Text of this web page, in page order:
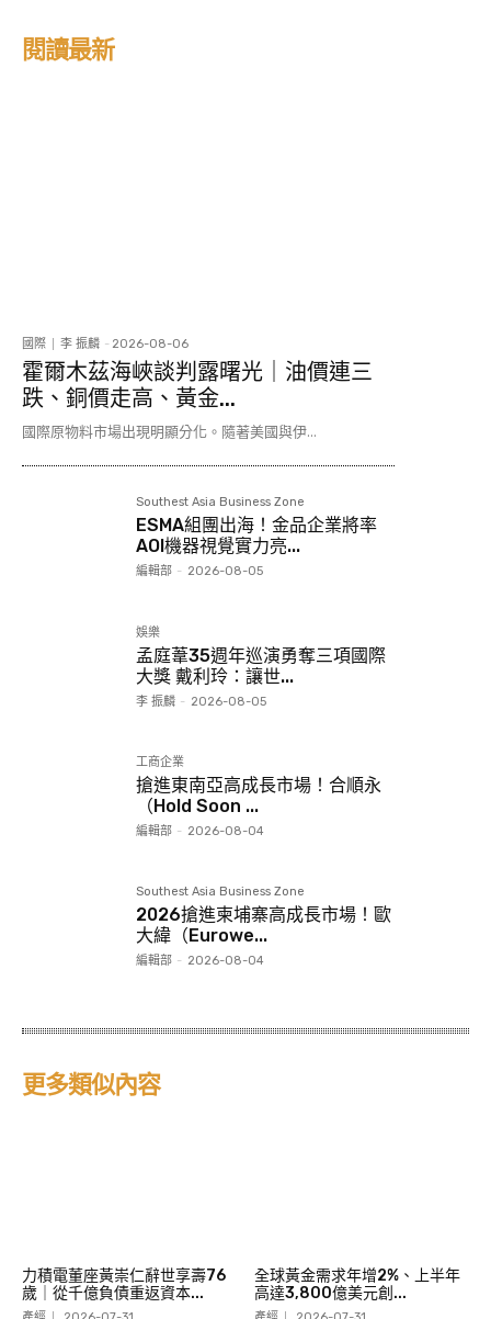
閱讀最新
國際 李 振麟 - 2026-08-06
霍爾木茲海峽談判露曙光｜油價連三
跌、銅價走高、黃金...
國際原物料市場出現明顯分化。隨著美國與伊...
Southest Asia Business Zone
ESMA組團出海！金品企業將率
AOI機器視覺實力亮...
編輯部 - 2026-08-05
娛樂
孟庭葦35週年巡演勇奪三項國際
大獎 戴利玲：讓世...
李 振麟 - 2026-08-05
工商企業
搶進東南亞高成長市場！合順永
（Hold Soon ...
編輯部 - 2026-08-04
Southest Asia Business Zone
2026搶進柬埔寨高成長市場！歐
大緯（Eurowe...
編輯部 - 2026-08-04
更多類似內容
力積電董座黃崇仁辭世享壽76
歲｜從千億負債重返資本...
全球黃金需求年增2%、上半年
高達3,800億美元創...